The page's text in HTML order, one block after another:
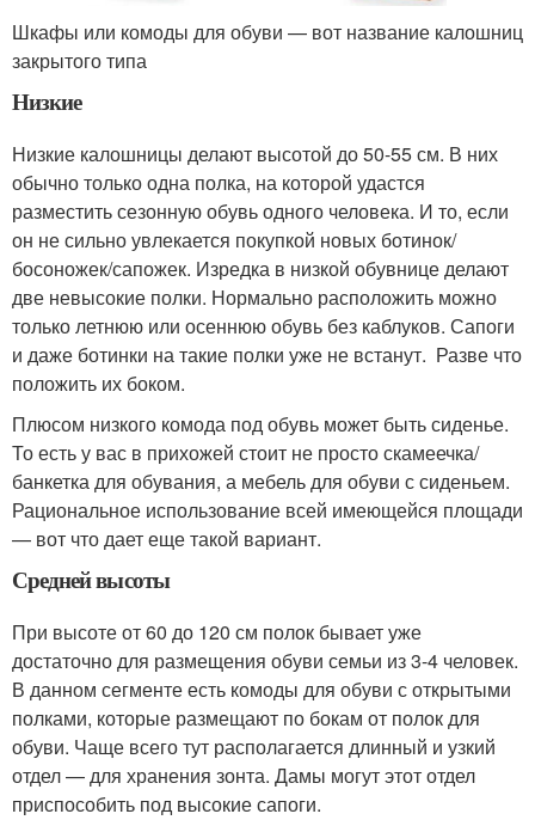
Шкафы или комоды для обуви — вот название калошниц
закрытого типа
Низкие
Низкие калошницы делают высотой до 50-55 см. В них
обычно только одна полка, на которой удастся
разместить сезонную обувь одного человека. И то, если
он не сильно увлекается покупкой новых ботинок/
босоножек/сапожек. Изредка в низкой обувнице делают
две невысокие полки. Нормально расположить можно
только летнюю или осеннюю обувь без каблуков. Сапоги
и даже ботинки на такие полки уже не встанут. Разве что
положить их боком.
Плюсом низкого комода под обувь может быть сиденье.
То есть у вас в прихожей стоит не просто скамеечка/
банкетка для обувания, а мебель для обуви с сиденьем.
Рациональное использование всей имеющейся площади
— вот что дает еще такой вариант.
Средней высоты
При высоте от 60 до 120 см полок бывает уже
достаточно для размещения обуви семьи из 3-4 человек.
В данном сегменте есть комоды для обуви с открытыми
полками, которые размещают по бокам от полок для
обуви. Чаще всего тут располагается длинный и узкий
отдел — для хранения зонта. Дамы могут этот отдел
приспособить под высокие сапоги.